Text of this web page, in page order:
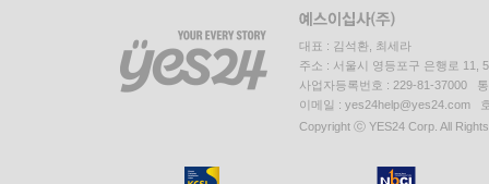
대표 : 김석환, 최세라
주소 : 서울시 영등포구 은행로 11,
사업자등록번호 : 229-81-37000
이메일 : yes24help@yes24.com
Copyright ⓒ YES24 Corp. All